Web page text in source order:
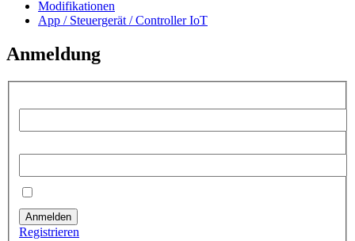
Modifikationen
App / Steuergerät / Controller IoT
Anmeldung
Anmelden
Registrieren